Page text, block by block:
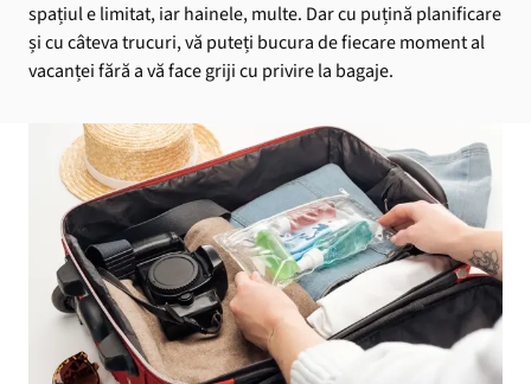
spațiul e limitat, iar hainele, multe. Dar cu puțină planificare
și cu câteva trucuri, vă puteți bucura de fiecare moment al
vacanței fără a vă face griji cu privire la bagaje.